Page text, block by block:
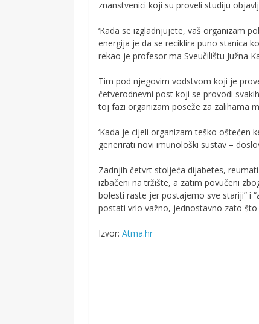
znanstvenici koji su proveli studiju
‘Kada se izgladnjujete, vaš organizam
energija je da se reciklira puno stanica
rekao je profesor ma Sveučilištu Južna
Tim pod njegovim vodstvom koji je
četverodnevni post koji se provodi
toj fazi organizam poseže za zalihama
‘Kada je cijeli organizam teško
generirati novi imunološki sustav –
Zadnjih četvrt stoljeća dijabetes,
izbačeni na tržište, a zatim povučeni
bolesti raste jer postajemo sve stariji” i
postati vrlo važno, jednostavno zato
Izvor:Atma.hr